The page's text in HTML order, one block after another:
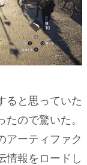
ると思っていた
ので驚いた。
アーティファク
情報をロードし